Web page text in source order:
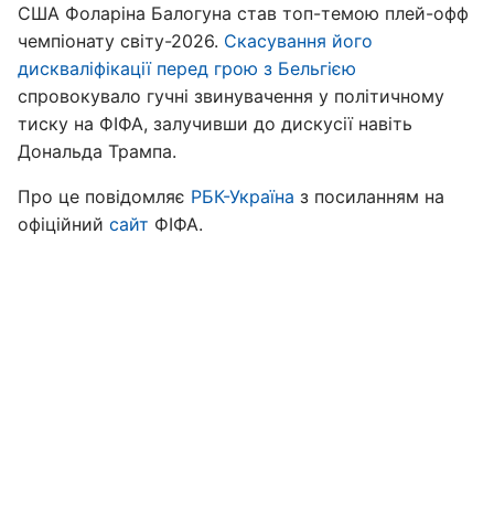
США Фоларіна Балогуна став топ-темою плей-офф
чемпіонату світу-2026. Скасування його
дискваліфікації перед грою з Бельгією
спровокувало гучні звинувачення у політичному
тиску на ФІФА, залучивши до дискусії навіть
Дональда Трампа.
Про це повідомляє РБК-Україна з посиланням на
офіційний сайт ФІФА.